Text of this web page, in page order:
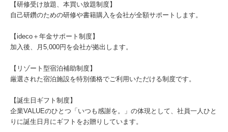
【研修受け放題、本買い放題制度】
自己研鑽のための研修や書籍購入を会社が全額サポートします。
【ideco＋年金サポート制度】
加入後、月5,000円を会社が拠出します。
【リゾート型宿泊補助制度】
厳選された宿泊施設を特別価格でご利用いただける制度です。
【誕生日ギフト制度】
企業VALUEのひとつ「いつも感謝を。」の体現として、社員一人ひと
りに誕生日月にギフトをお贈りしています。